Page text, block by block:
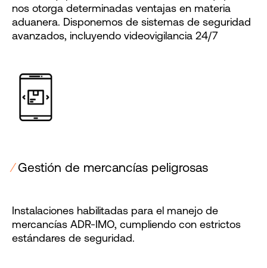
nos otorga determinadas ventajas en materia
aduanera. Disponemos de sistemas de seguridad
avanzados, incluyendo videovigilancia 24/7
⁄Gestión de mercancías peligrosas
Instalaciones habilitadas para el manejo de
mercancías ADR-IMO, cumpliendo con estrictos
estándares de seguridad.